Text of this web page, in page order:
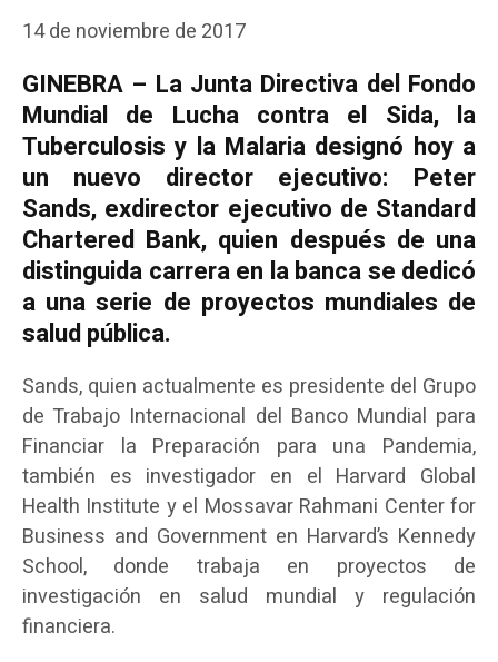
14 de noviembre de 2017
GINEBRA – La Junta Directiva del Fondo
Mundial de Lucha contra el Sida, la
Tuberculosis y la Malaria designó hoy a
un nuevo director ejecutivo: Peter
Sands, exdirector ejecutivo de Standard
Chartered Bank, quien después de una
distinguida carrera en la banca se dedicó
a una serie de proyectos mundiales de
salud pública.
Sands, quien actualmente es presidente del Grupo
de Trabajo Internacional del Banco Mundial para
Financiar la Preparación para una Pandemia,
también es investigador en el Harvard Global
Health Institute y el Mossavar Rahmani Center for
Business and Government en Harvard’s Kennedy
School, donde trabaja en proyectos de
investigación en salud mundial y regulación
financiera.